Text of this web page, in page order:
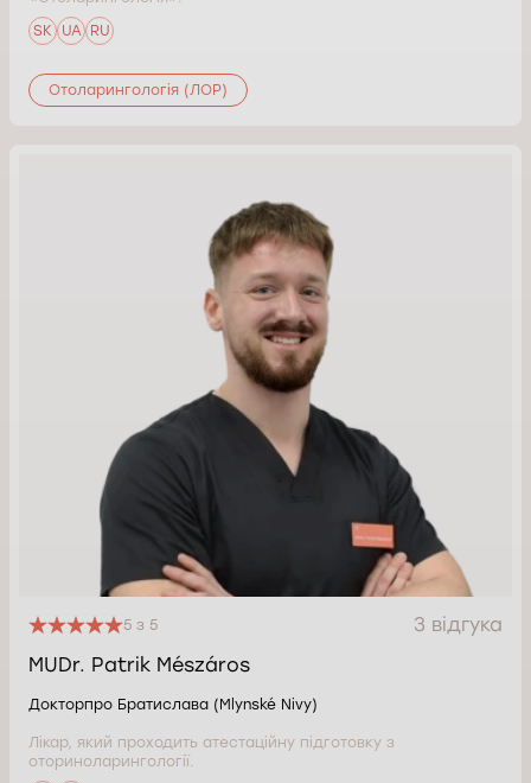
SK
UA RU
Отоларингологія (ЛОР)
5 з 5
3 відгука
MUDr. Patrik Mészáros
Докторпро Братислава (Mlynské Nivy)
Лікар, який проходить атестаційну підготовку з
оториноларингології.